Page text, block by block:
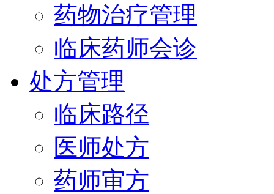
药物治疗管理
临床药师会诊
处方管理
临床路径
医师处方
药师审方